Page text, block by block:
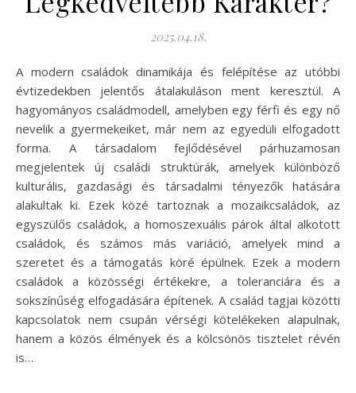
2025.04.18.
A modern családok dinamikája és felépítése az utóbbi
évtizedekben jelentős átalakuláson ment keresztül. A
hagyományos családmodell, amelyben egy férfi és egy nő
nevelik a gyermekeiket, már nem az egyedüli elfogadott
forma. A társadalom fejlődésével párhuzamosan
megjelentek új családi struktúrák, amelyek különböző
kulturális, gazdasági és társadalmi tényezők hatására
alakultak ki. Ezek közé tartoznak a mozaikcsaládok, az
egyszülős családok, a homoszexuális párok által alkotott
családok, és számos más variáció, amelyek mind a
szeretet és a támogatás köré épülnek. Ezek a modern
családok a közösségi értékekre, a toleranciára és a
sokszínűség elfogadására építenek. A család tagjai közötti
kapcsolatok nem csupán vérségi kötelékeken alapulnak,
hanem a közös élmények és a kölcsönös tisztelet révén
is…